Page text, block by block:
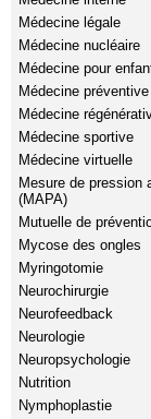
Médecine légale
Médecine nucléaire
Médecine pour
Médecine préventive
Médecine
Médecine sportive
Médecine virtuelle
Mesure de pression
(MAPA)
Mutuelle de
Mycose des ongles
Myringotomie
Neurochirurgie
Neurofeedback
Neurologie
Neuropsychologie
Nutrition
Nymphoplastie